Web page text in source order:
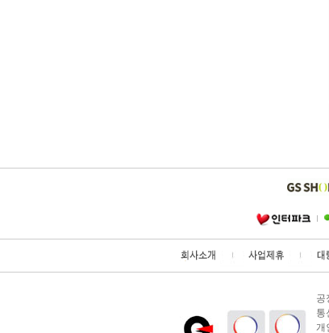
공
통
개